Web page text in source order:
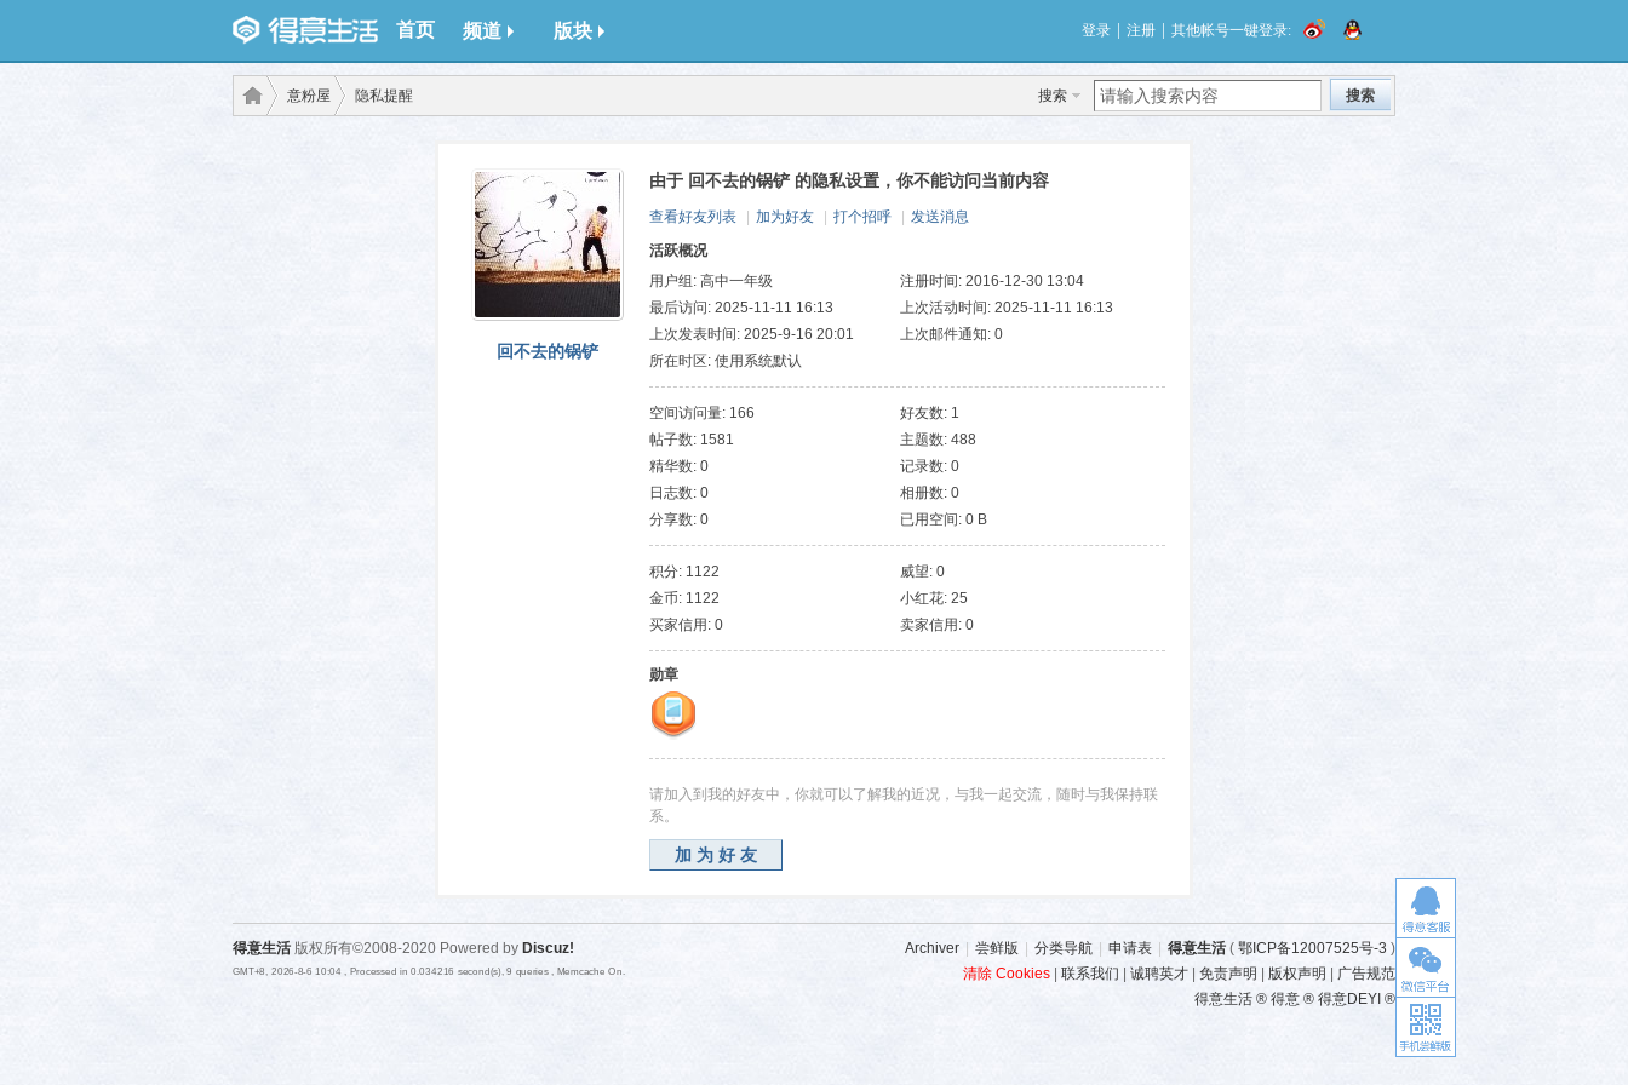
首页 频道 版块 登录 注册 其他帐号一键登录:
搜索 搜索
武汉
意粉屋 隐私提醒
回不去的锅铲
由于 回不去的锅铲 的隐私设置，你不能访问当前内容
查看好友列表 加为好友 打个招呼
发送消息
活跃概况
用户组: 高中一年级
注册时间: 2016-12-30 13:04
最后访问: 2025-11-11 16:13
上次活动时间: 2025-11-11 16:13
上次发表时间: 2025-9-16 20:01
上次邮件通知: 0
所在时区: 使用系统默认
空间访问量: 166
好友数: 1
帖子数: 1581
主题数: 488
精华数: 0
记录数: 0
日志数: 0
相册数: 0
分享数: 0
已用空间: 0 B
积分: 1122
威望: 0
金币: 1122
小红花: 25
买家信用: 0
卖家信用: 0
勋章
请加入到我的好友中，你就可以了解我的近况，与我一起交流，随时与我保持联
系。
加为好友
Archiver 尝鲜版 分类导航 申请表 得意生活 ( 鄂ICP备12007525号-3 )
清除 Cookies
联系我们 诚聘英才 免责声明 版权声明
广告规范
得意生活 ® 得意 ® 得意DEYI ®
得意生活 版权所有©2008-2020 Powered by Discuz!
GMT+8, 2026-8-6 10:04 , Processed in 0.034216 second(s), 9 queries , Memcache On.